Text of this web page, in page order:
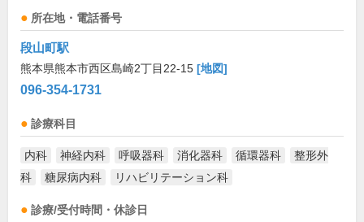
所在地・電話番号
段山町駅
熊本県熊本市西区島崎2丁目22-15 [地図]
096-354-1731
診療科目
内科 神経内科 呼吸器科 消化器科 循環器科
整形外
科
糖尿病内科 リハビリテーション科
診療/受付時間・休診日